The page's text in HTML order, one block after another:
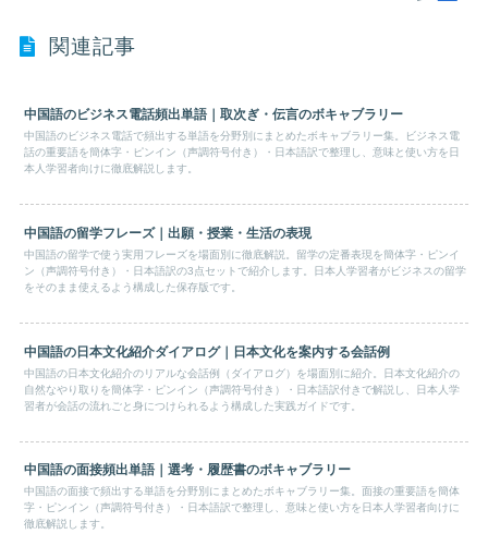
関連記事
中国語のビジネス電話頻出単語｜取次ぎ・伝言のボキャブラリー
中国語のビジネス電話で頻出する単語を分野別にまとめたボキャブラリー集。ビジネス電
話の重要語を簡体字・ピンイン（声調符号付き）・日本語訳で整理し、意味と使い方を日
本人学習者向けに徹底解説します。
中国語の留学フレーズ｜出願・授業・生活の表現
中国語の留学で使う実用フレーズを場面別に徹底解説。留学の定番表現を簡体字・ピンイ
ン（声調符号付き）・日本語訳の3点セットで紹介します。日本人学習者がビジネスの留学
をそのまま使えるよう構成した保存版です。
中国語の日本文化紹介ダイアログ｜日本文化を案内する会話例
中国語の日本文化紹介のリアルな会話例（ダイアログ）を場面別に紹介。日本文化紹介の
自然なやり取りを簡体字・ピンイン（声調符号付き）・日本語訳付きで解説し、日本人学
習者が会話の流れごと身につけられるよう構成した実践ガイドです。
中国語の面接頻出単語｜選考・履歴書のボキャブラリー
中国語の面接で頻出する単語を分野別にまとめたボキャブラリー集。面接の重要語を簡体
字・ピンイン（声調符号付き）・日本語訳で整理し、意味と使い方を日本人学習者向けに
徹底解説します。